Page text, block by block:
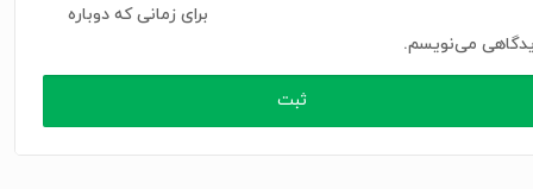
برای زمانی که دوباره
می‌نویسم.